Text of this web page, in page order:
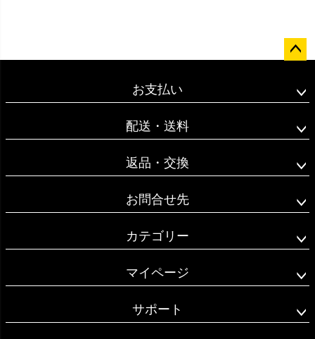
ップ
お支払い
配送・送料
返品・交換
お問合せ先
カテゴリー
マイページ
サポート